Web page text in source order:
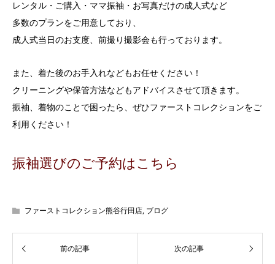
レンタル・ご購入・ママ振袖・お写真だけの成人式など
多数のプランをご用意しており、
成人式当日のお支度、前撮り撮影会も行っております。
また、着た後のお手入れなどもお任せください！
クリーニングや保管方法などもアドバイスさせて頂きます。
振袖、着物のことで困ったら、ぜひファーストコレクションをご
利用ください！
振袖選びのご予約はこちら
ファーストコレクション熊谷行田店, ブログ